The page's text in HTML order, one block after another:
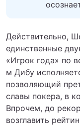
Действительно,
единственные
«Игрок года» по
м Дибу
позволяющий
славы покера, в
Впрочем, до
возглавить